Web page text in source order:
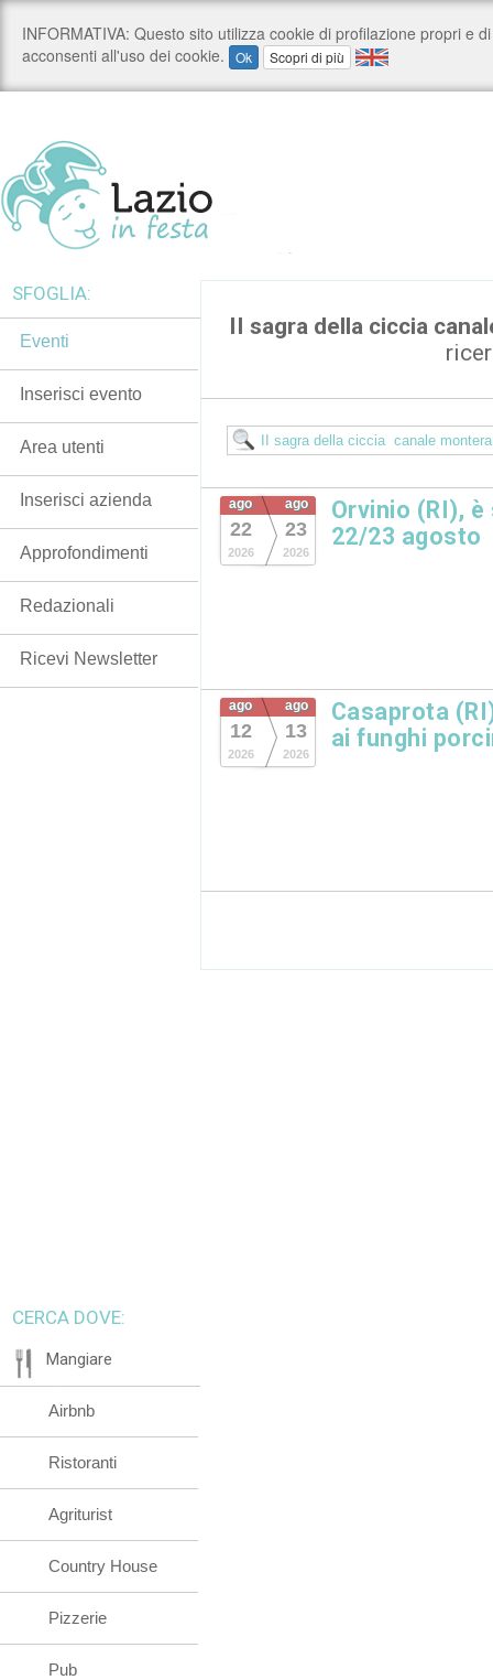
II sagra della ciccia
ago
22
2026
ago
23
2026
Orvinio (RI),
22/23 agosto
ago
12
2026
ago
13
2026
Casaprota
ai funghi
SFOGLIA:
Eventi
Inserisci evento
Area utenti
Inserisci azienda
Approfondimenti
Redazionali
Ricevi Newsletter
CERCA DOVE:
Mangiare
Airbnb
Ristoranti
Agriturist
Country House
Pizzerie
Pub